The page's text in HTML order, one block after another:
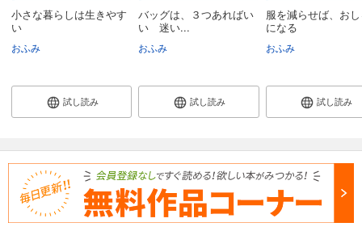
小さな暮らしは生きやす
い
おふみ
試し読み
バッグは、３つあればい
い 迷い...
おふみ
試し読み
服を減らせば、お
になる
おふみ
試し読み